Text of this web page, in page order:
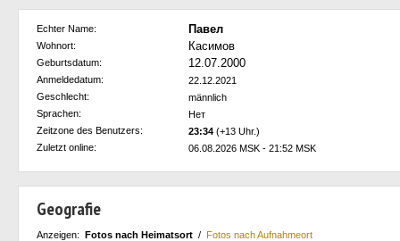
Echter Name: Павел
Wohnort: Касимов
Geburtsdatum: 12.07.2000
Anmeldedatum:
22.12.2021
Geschlecht:
männlich
Sprachen:
Нет
Zeitzone des Benutzers:
23:34 (+13 Uhr.)
Zuletzt online:
06.08.2026 MSK - 21:52 MSK
Geografie
Anzeigen: Fotos nach Heimatsort / Fotos nach Aufnahmeort